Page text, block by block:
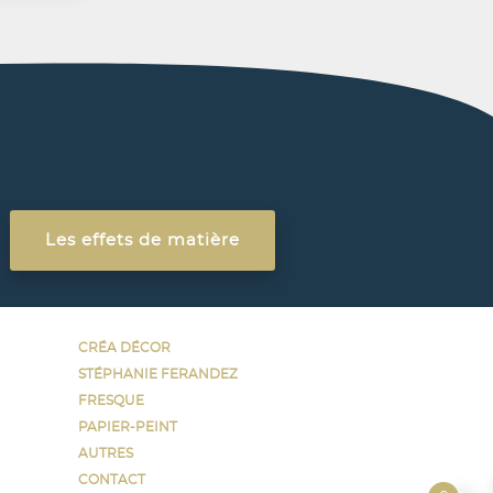
Les effets de matière
CRÉA DÉCOR
STÉPHANIE FERANDEZ
FRESQUE
PAPIER-PEINT
AUTRES
CONTACT